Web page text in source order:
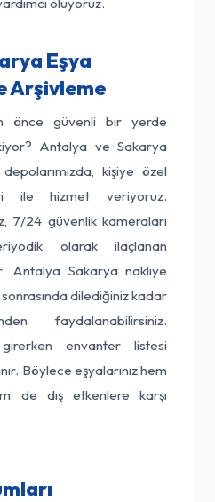
Eşya
Arşivleme
önce güvenli bir yerde
Antalya ve Sakarya
kişiye özel
ile hizmet veriyoruz.
7/24 güvenlik kameraları
olarak ilaçlanan
Antalya Sakarya nakliye
dilediğiniz kadar
faydalanabilirsiniz.
girerken envanter listesi
Böylece eşyalarınız hem
de dış etkenlere karşı